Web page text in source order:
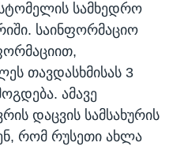
სამხედრო
საინფორმაციო
თავდასხმისას 3
ამავე
დაცვის სამსახურის
რომ რუსეთი ახლა